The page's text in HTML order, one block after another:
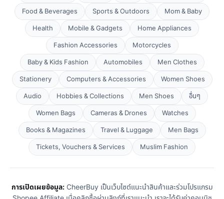
Food & Beverages
Sports & Outdoors
Mom & Baby
Health
Mobile & Gadgets
Home Appliances
Fashion Accessories
Motorcycles
Baby & Kids Fashion
Automobiles
Men Clothes
Stationery
Computers & Accessories
Women Shoes
Audio
Hobbies & Collections Men Shoes
อื่นๆ
Women Bags
Cameras & Drones
Watches
Books & Magazines
Travel & Luggage
Men Bags
Tickets, Vouchers & Services
Muslim Fashion
การเปิดเผยข้อมูล:CheerBuy เป็นเว็บไซต์แนะนำสินค้าและร่วมโปรแกรม